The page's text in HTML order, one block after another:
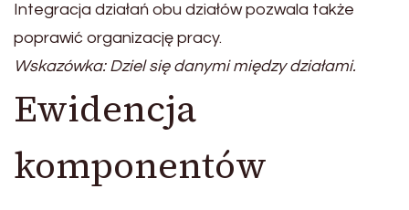
Integracja działań obu działów pozwala także
poprawić organizację pracy.
Wskazówka: Dziel się danymi między działami.
Ewidencja
komponentów